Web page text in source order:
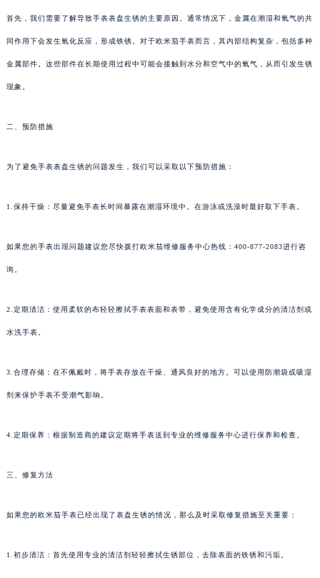
首先，我们需要了解导致手表表盘生锈的主要原因。通常情况下，金属在潮湿和氧气的共
同作用下会发生氧化反应，形成铁锈。对于欧米茄手表而言，其内部结构复杂，包括多种
金属部件。这些部件在长期使用过程中可能会接触到水分和空气中的氧气，从而引发生锈
现象。
二、预防措施
为了避免手表表盘生锈的问题发生，我们可以采取以下预防措施：
1.保持干燥：尽量避免手表长时间暴露在潮湿环境中。在游泳或洗澡时最好取下手表。
如果您的手表出现问题建议您尽快拨打欧米茄维修服务中心热线：400-877-2083进行咨
询。
2.定期清洁：使用柔软的布轻轻擦拭手表表面和表带，避免使用含有化学成分的清洁剂或
水洗手表。
3.合理存储：在不佩戴时，将手表存放在干燥、通风良好的地方。可以使用防潮袋或吸湿
剂来保护手表不受潮气影响。
4.定期保养：根据制造商的建议定期将手表送到专业的维修服务中心进行保养和检查。
三、修复方法
如果您的欧米茄手表已经出现了表盘生锈的情况，那么及时采取修复措施至关重要：
1.初步清洁：首先使用专业的清洁剂轻轻擦拭生锈部位，去除表面的铁锈和污垢。